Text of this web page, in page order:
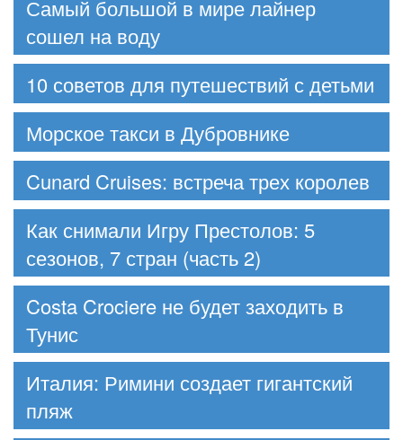
Самый большой в мире лайнер
сошел на воду
10 советов для путешествий с детьми
Морское такси в Дубровнике
Cunard Cruises: встреча трех королев
Как снимали Игру Престолов: 5
сезонов, 7 стран (часть 2)
Costa Crociere не будет заходить в
Тунис
Италия: Римини создает гигантский
пляж